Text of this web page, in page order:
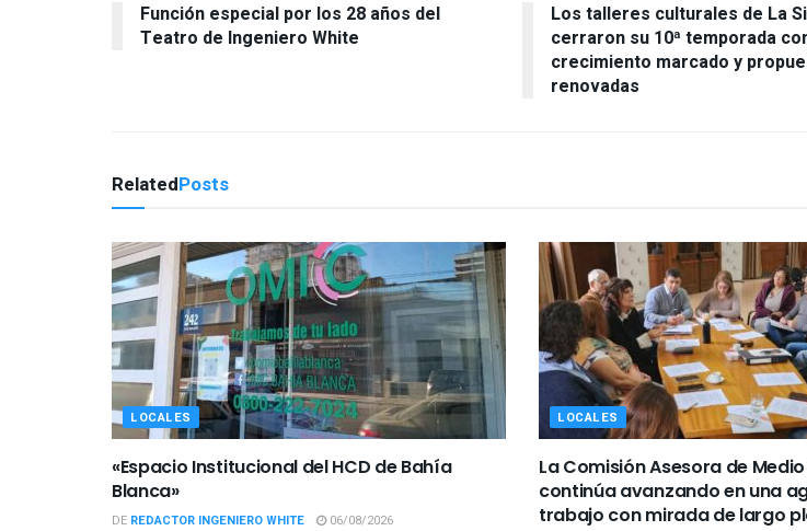
Función especial por los 28 años del
Teatro de Ingeniero White
Los talleres culturales de La
cerraron su 10ª temporada
crecimiento marcado y
renovadas
RelatedPosts
LOCALES
«Espacio Institucional del HCD de Bahía
Blanca»
DE REDACTOR INGENIERO WHITE 06/08/2026
LOCALES
La Comisión Asesora de
continúa avanzando en una
trabajo con mirada de largo